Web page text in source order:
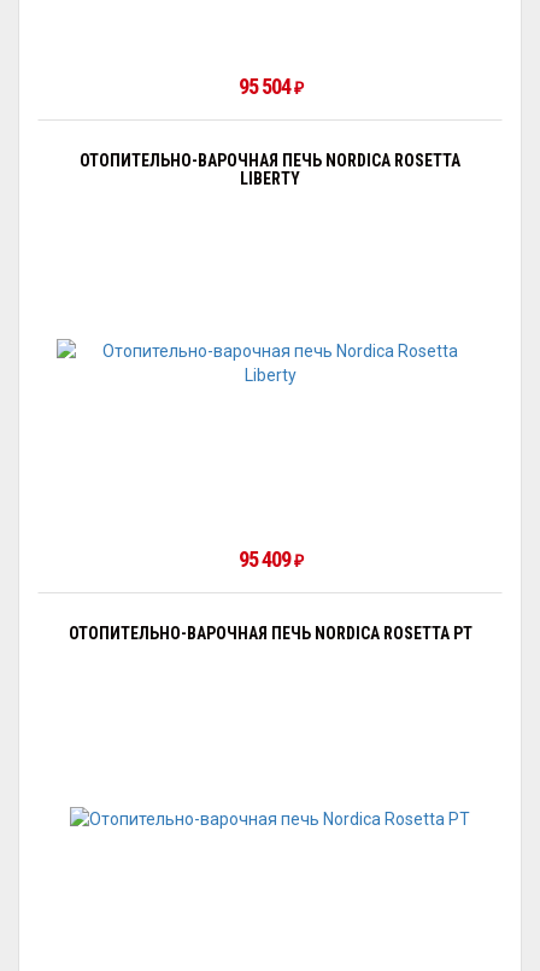
95 504 ₽
ОТОПИТЕЛЬНО-ВАРОЧНАЯ ПЕЧЬ NORDICA ROSETTA
LIBERTY
95 409 ₽
ОТОПИТЕЛЬНО-ВАРОЧНАЯ ПЕЧЬ NORDICA ROSETTA PT